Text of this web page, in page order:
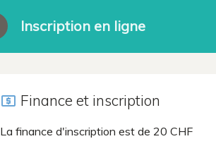
Inscription en ligne
local_atm Finance et inscription
La finance d'inscription est de 20 CHF